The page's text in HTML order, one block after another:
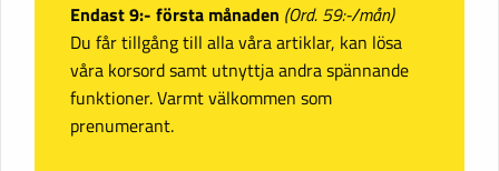
Endast 9:- första månaden (Ord. 59:-/mån)
Du får tillgång till alla våra artiklar, kan lösa
våra korsord samt utnyttja andra spännande
funktioner. Varmt välkommen som
prenumerant.